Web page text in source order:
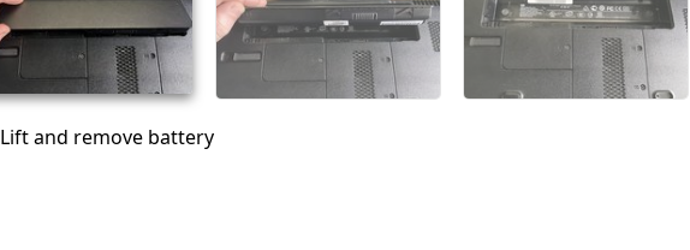
Abbrechen Kommentieren
Lift and remove battery